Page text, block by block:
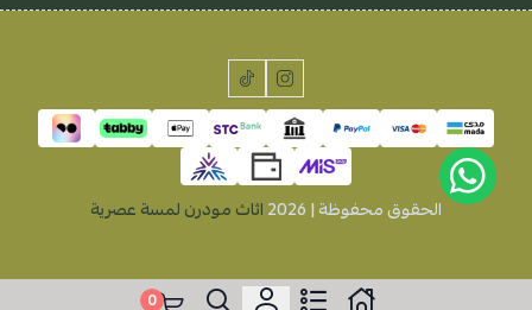
الحقوق محفوظة | 2026 اثاث مودرن لمسة عصرية
0